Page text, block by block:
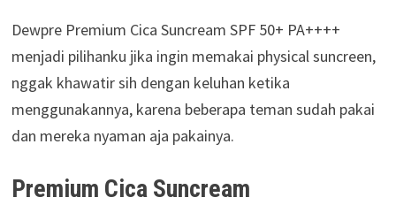
Dewpre Premium Cica Suncream SPF 50+ PA++++
menjadi pilihanku jika ingin memakai physical suncreen,
nggak khawatir sih dengan keluhan ketika
menggunakannya, karena beberapa teman sudah pakai
dan mereka nyaman aja pakainya.
Premium Cica Suncream